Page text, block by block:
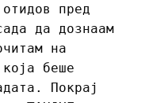
пред
да дознаам
на
беше
Покрај